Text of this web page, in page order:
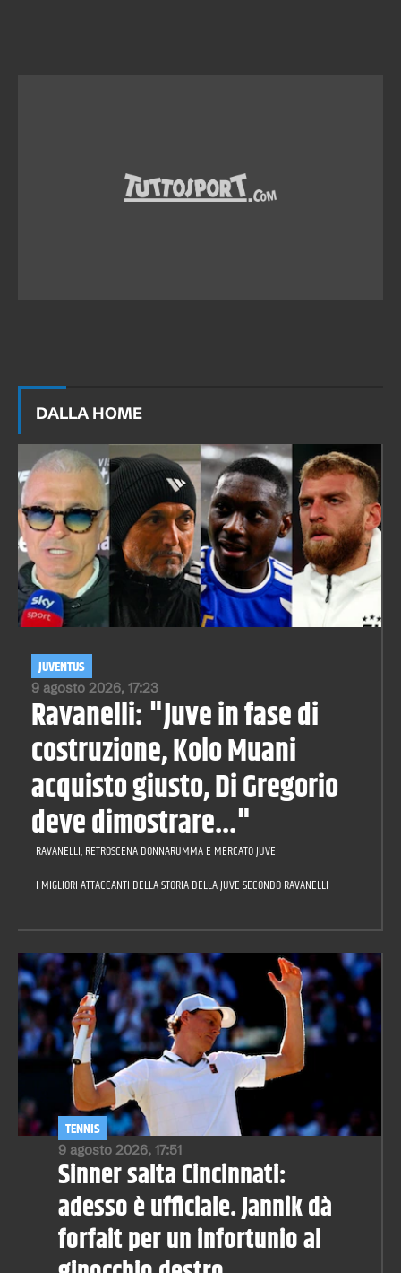
DALLA HOME
9 agosto 2026, 17:23
JUVENTUS
Ravanelli: "Juve in fase di
costruzione, Kolo Muani
acquisto giusto, Di Gregorio
deve dimostrare..."
RAVANELLI, RETROSCENA DONNARUMMA E MERCATO JUVE
I MIGLIORI ATTACCANTI DELLA STORIA DELLA JUVE SECONDO RAVANELLI
9 agosto 2026, 17:51
TENNIS
Sinner salta Cincinnati:
adesso è ufficiale. Jannik dà
forfait per un infortunio al